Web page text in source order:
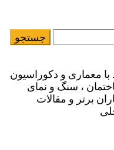
معماری و دکوراسیون
، سنگ و نمای
برتر و مقالات